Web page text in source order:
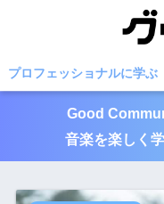
プロフェッショナルに学ぶ
Good
音楽を楽しく